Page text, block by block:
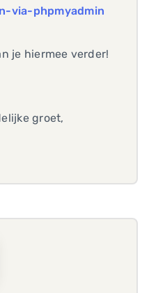
via-phpmyadmin
je hiermee verder!
groet,